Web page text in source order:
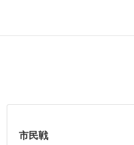
市民戦